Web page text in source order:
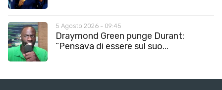
5 Agosto 2026 - 09:45
Draymond Green punge Durant:
“Pensava di essere sul suo...